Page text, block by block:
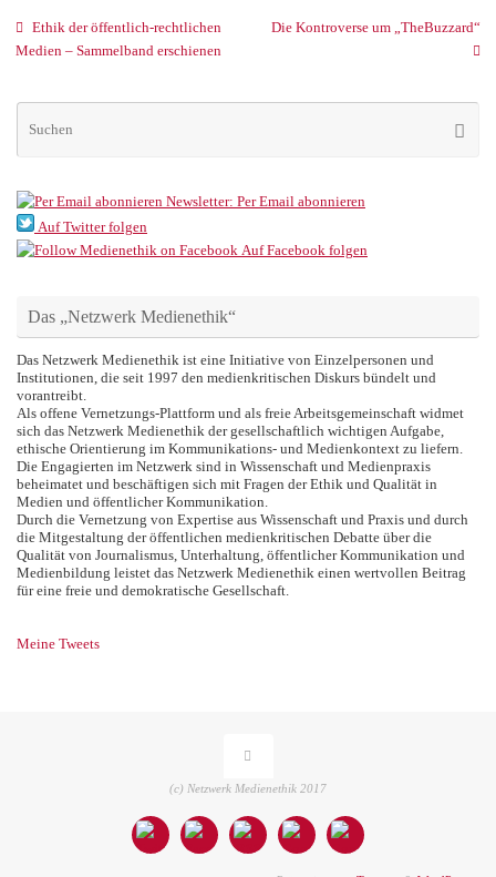
Ethik der öffentlich-rechtlichen
Medien – Sammelband erschienen
Die Kontroverse um „TheBuzzard“
Newsletter: Per Email abonnieren
Auf Twitter folgen
Auf Facebook folgen
Das „Netzwerk Medienethik“
Das Netzwerk Medienethik ist eine Initiative von Einzelpersonen und
Institutionen, die seit 1997 den medienkritischen Diskurs bündelt und
vorantreibt.
Als offene Vernetzungs-Plattform und als freie Arbeitsgemeinschaft widmet
sich das Netzwerk Medienethik der gesellschaftlich wichtigen Aufgabe,
ethische Orientierung im Kommunikations- und Medienkontext zu liefern.
Die Engagierten im Netzwerk sind in Wissenschaft und Medienpraxis
beheimatet und beschäftigen sich mit Fragen der Ethik und Qualität in
Medien und öffentlicher Kommunikation.
Durch die Vernetzung von Expertise aus Wissenschaft und Praxis und durch
die Mitgestaltung der öffentlichen medienkritischen Debatte über die
Qualität von Journalismus, Unterhaltung, öffentlicher Kommunikation und
Medienbildung leistet das Netzwerk Medienethik einen wertvollen Beitrag
für eine freie und demokratische Gesellschaft.
Meine Tweets
(c) Netzwerk Medienethik 2017